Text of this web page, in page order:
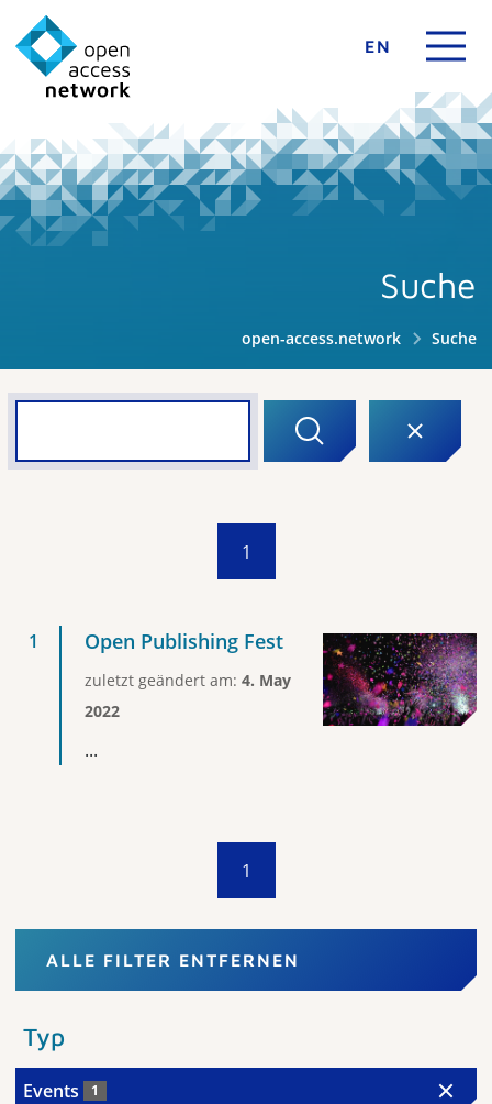
EN
Suche
open-access.network Suche
1
Open Publishing Fest
zuletzt geändert am: 4. May
2022
...
1
ALLE FILTER ENTFERNEN
Typ
Events 1